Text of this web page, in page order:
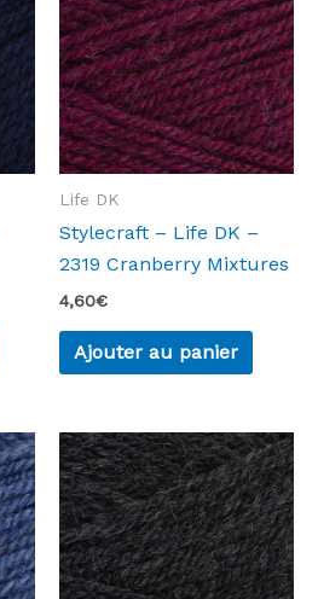
Life DK
Stylecraft – Life DK –
2319 Cranberry Mixtures
4,60€
Ajouter au panier